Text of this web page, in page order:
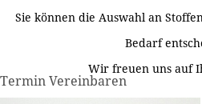
Sie können die Auswahl an
Bedarf
Wir freuen uns auf
Termin Vereinbaren